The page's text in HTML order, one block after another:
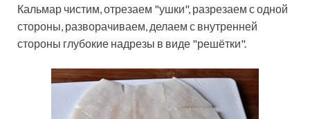
Кальмар чистим, отрезаем "ушки", разрезаем с одной
стороны, разворачиваем, делаем с внутренней
стороны глубокие надрезы в виде "решётки".